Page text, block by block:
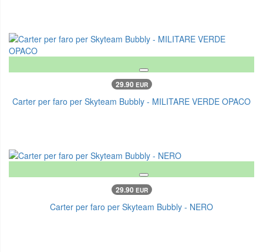
29.90 EUR
Carter per faro per Skyteam Bubbly - MILITARE VERDE OPACO
29.90 EUR
Carter per faro per Skyteam Bubbly - NERO